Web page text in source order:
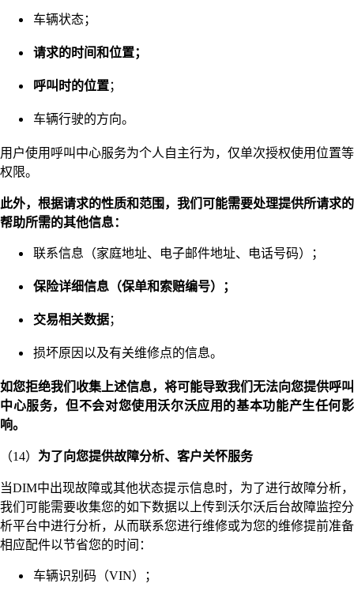
车辆状态；
请求的时间和位置；
呼叫时的位置；
车辆行驶的方向。
用户使用呼叫中心服务为个人自主行为，仅单次授权使用位置等
权限。
此外，根据请求的性质和范围，我们可能需要处理提供所请求的
帮助所需的其他信息：
联系信息（家庭地址、电子邮件地址、电话号码）；
保险详细信息（保单和索赔编号）；
交易相关数据；
损坏原因以及有关维修点的信息。
如您拒绝我们收集上述信息，将可能导致我们无法向您提供呼叫
中心服务，但不会对您使用沃尔沃应用的基本功能产生任何影
响。
（14） 为了向您提供故障分析、客户关怀服务
当DIM中出现故障或其他状态提示信息时，为了进行故障分析，
我们可能需要收集您的如下数据以上传到沃尔沃后台故障监控分
析平台中进行分析，从而联系您进行维修或为您的维修提前准备
相应配件以节省您的时间：
车辆识别码（VIN）；